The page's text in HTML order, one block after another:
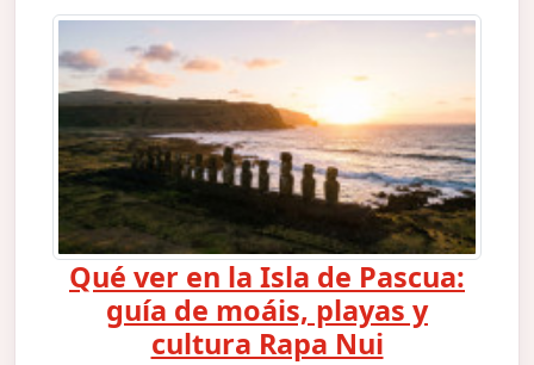
Qué ver en la Isla de Pascua:
guía de moáis, playas y
cultura Rapa Nui